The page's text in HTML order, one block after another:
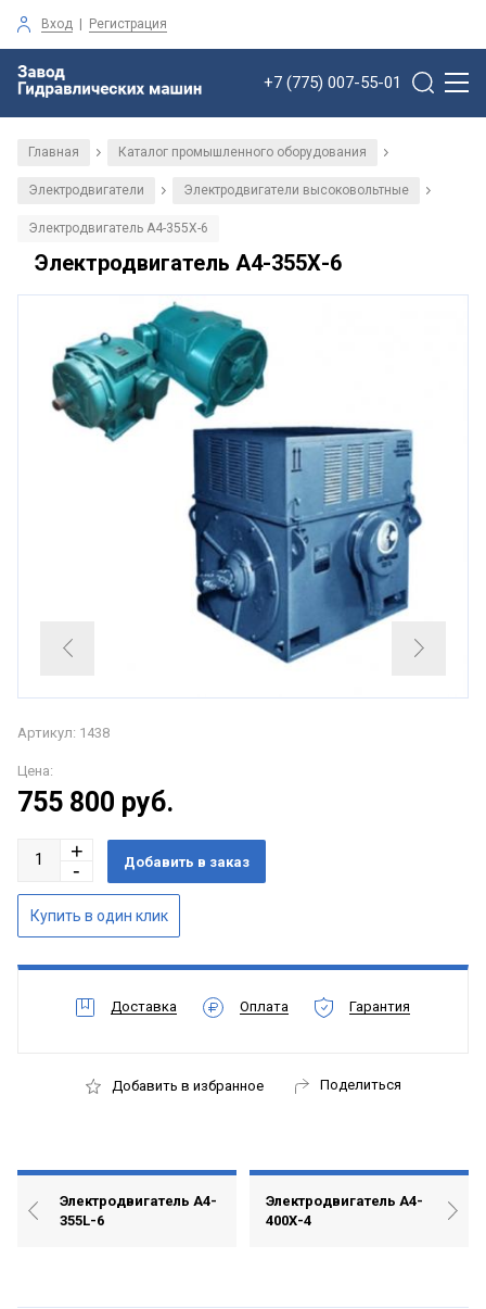
Вход | Регистрация
+7 (775) 007-55-01
Главная / Каталог промышленного оборудования /
Электродвигатели / Электродвигатели высоковольтные /
Электродвигатель А4-355Х-6
Электродвигатель А4-355Х-6
Артикул: 1438
Цена:
755 800 руб.
Доставка Оплата Гарантия
Добавить в избранное Поделиться
Электродвигатель А4-
355L-6
Электродвигатель А4-
400Х-4